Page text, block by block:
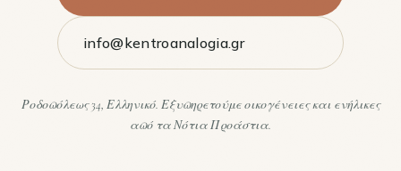
info@kentroanalogia.gr
Ροδοπόλεως 34, Ελληνικό. Εξυπηρετούμε οικογένειες και ενήλικες
από τα Νότια Προάστια.